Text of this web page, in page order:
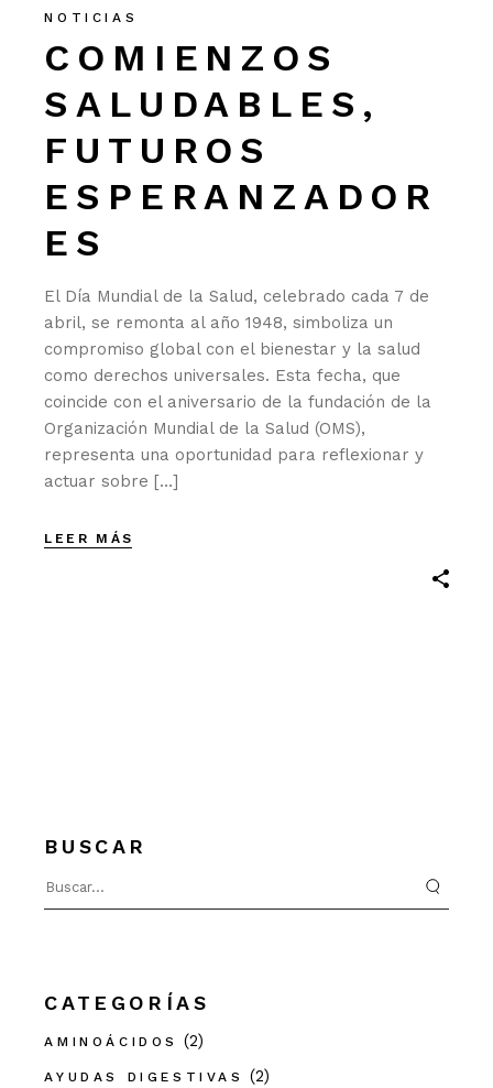
NOTICIAS
COMIENZOS
SALUDABLES,
FUTUROS
ESPERANZADOR
ES
El Día Mundial de la Salud, celebrado cada 7 de
abril, se remonta al año 1948, simboliza un
compromiso global con el bienestar y la salud
como derechos universales. Esta fecha, que
coincide con el aniversario de la fundación de la
Organización Mundial de la Salud (OMS),
representa una oportunidad para reflexionar y
actuar sobre […]
LEER MÁS
BUSCAR
for:
CATEGORÍAS
AMINOÁCIDOS (2)
AYUDAS DIGESTIVAS (2)